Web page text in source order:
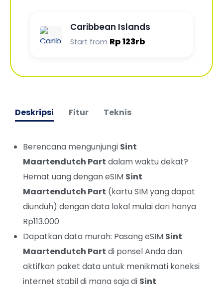
Caribbean Islands
Start from Rp 123rb
Deskripsi Fitur Teknis
Berencana mengunjungi Sint
Maartendutch Part dalam waktu dekat?
Hemat uang dengan eSIM Sint
Maartendutch Part (kartu SIM yang dapat
diunduh) dengan data lokal mulai dari hanya
Rp113.000
Dapatkan data murah: Pasang eSIM Sint
Maartendutch Part di ponsel Anda dan
aktifkan paket data untuk menikmati koneksi
internet stabil di mana saja di Sint